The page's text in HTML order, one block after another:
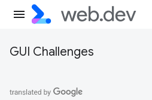
GUI Challenges